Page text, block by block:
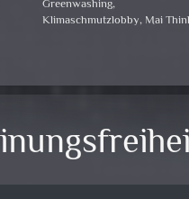
Greenwashing
Klimaschmutzlobby, Mai